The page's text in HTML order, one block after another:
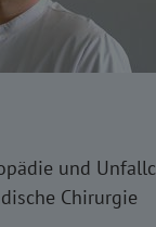
und
Chirurgie